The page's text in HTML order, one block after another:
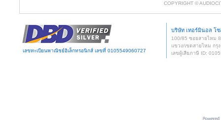
COPYRIGHT ©
เลขทะเบียนพาณิชย์อิเล็กทรอนิกส์ เลขที่ 0105549060727
บริษัท เทอร์มินอล โ
100/85 ซอยสายไหม
แขวง/เขตสายไหม กรุ
เลขผู้เสียภาษี ID: